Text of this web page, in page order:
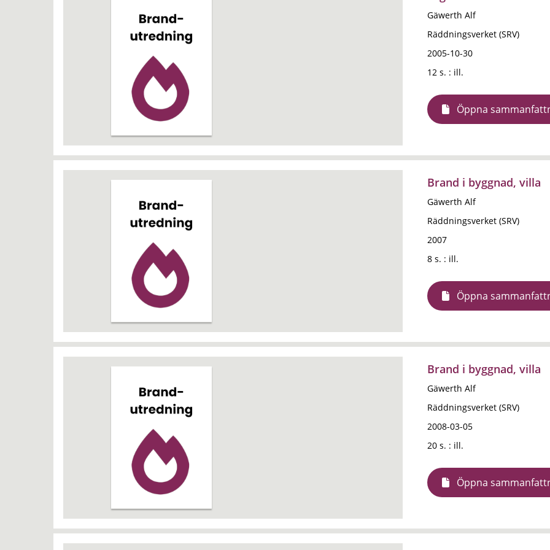
Gäwerth Alf
Räddningsverket (SRV)
2005-10-30
12 s. : ill.
Öppna
Brand i byggnad, villa
Gäwerth Alf
Räddningsverket (SRV)
2007
8 s. : ill.
Öppna
Brand i byggnad, villa
Gäwerth Alf
Räddningsverket (SRV)
2008-03-05
20 s. : ill.
Öppna